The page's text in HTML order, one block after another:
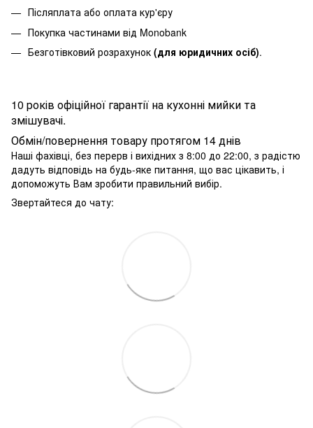
Післяплата або оплата кур'єру
Покупка частинами від Monobank
Безготівковий розрахунок (для юридичних осіб).
10 років офіційної гарантії на кухонні мийки та
змішувачі.
Обмін/повернення товару протягом 14 днів
Наші фахівці, без перерв і вихідних з 8:00 до 22:00, з радістю
дадуть відповідь на будь-яке питання, що вас цікавить, і
допоможуть Вам зробити правильний вибір.
Звертайтеся до чату: